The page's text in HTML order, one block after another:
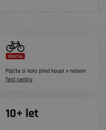
Půjčte si kolo před koupí v našem
Test centru